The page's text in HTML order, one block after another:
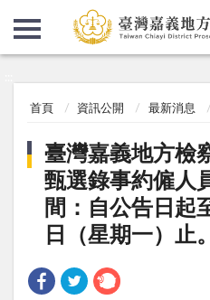
首頁 資訊公開 最新消息
臺灣嘉義地方檢
甄選錄事約僱人
間：自公告日起
日（星期一）止。